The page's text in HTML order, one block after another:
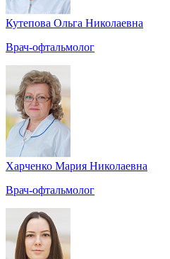
Кутепова Ольга Николаевна
Врач-офтальмолог
Харченко Мария Николаевна
Врач-офтальмолог